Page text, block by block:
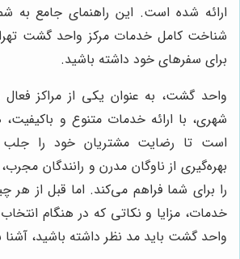
ارائه شده است. این راهنمای جامع به
شناخت کامل خدمات مرکز واحد گشت
برای سفرهای خود داشته باشید.
واحد گشت، به عنوان یکی از مراکز
شهری، با ارائه خدمات متنوع و باکیفیت،
است تا رضایت مشتریان خود را جلب
بهره‌گیری از ناوگان مدرن و رانندگان
را برای شما فراهم می‌کند. اما قبل از هر
خدمات، مزایا و نکاتی که در هنگام
واحد گشت باید مد نظر داشته باشید،